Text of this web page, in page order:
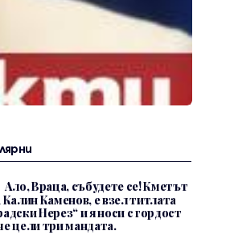
Ало, Враца, събудете се! Кметът
Калин Каменов, е взел титлата
Нерез“ и я носи с гордост
цели три мандата.